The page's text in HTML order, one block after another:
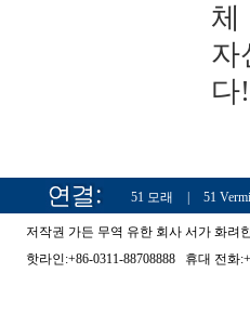
체
자
다!
51 모래 51
저작권 가든 무역 유한 회사 서가 화려
핫라인:+86-0311-88708888 휴대 전화